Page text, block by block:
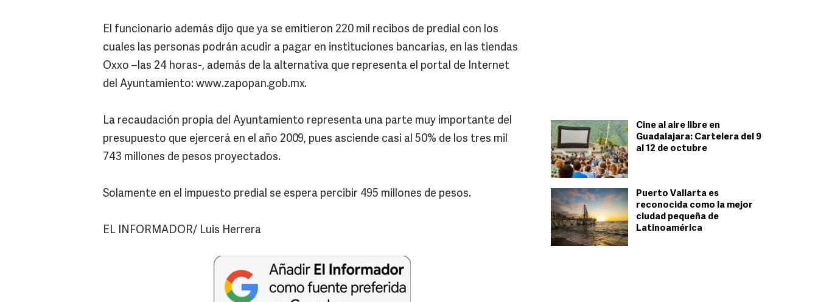
Cine al aire libre en
Guadalajara: Cartelera del 9
al 12 de octubre
Puerto Vallarta es
reconocida como la mejor
ciudad pequeña de
Latinoamérica
El funcionario además dijo que ya se emitieron 220 mil recibos de predial con los
cuales las personas podrán acudir a pagar en instituciones bancarias, en las tiendas
Oxxo –las 24 horas-, además de la alternativa que representa el portal de Internet
del Ayuntamiento: www.zapopan.gob.mx.
La recaudación propia del Ayuntamiento representa una parte muy importante del
presupuesto que ejercerá en el año 2009, pues asciende casi al 50% de los tres mil
743 millones de pesos proyectados.
Solamente en el impuesto predial se espera percibir 495 millones de pesos.
EL INFORMADOR/ Luis Herrera